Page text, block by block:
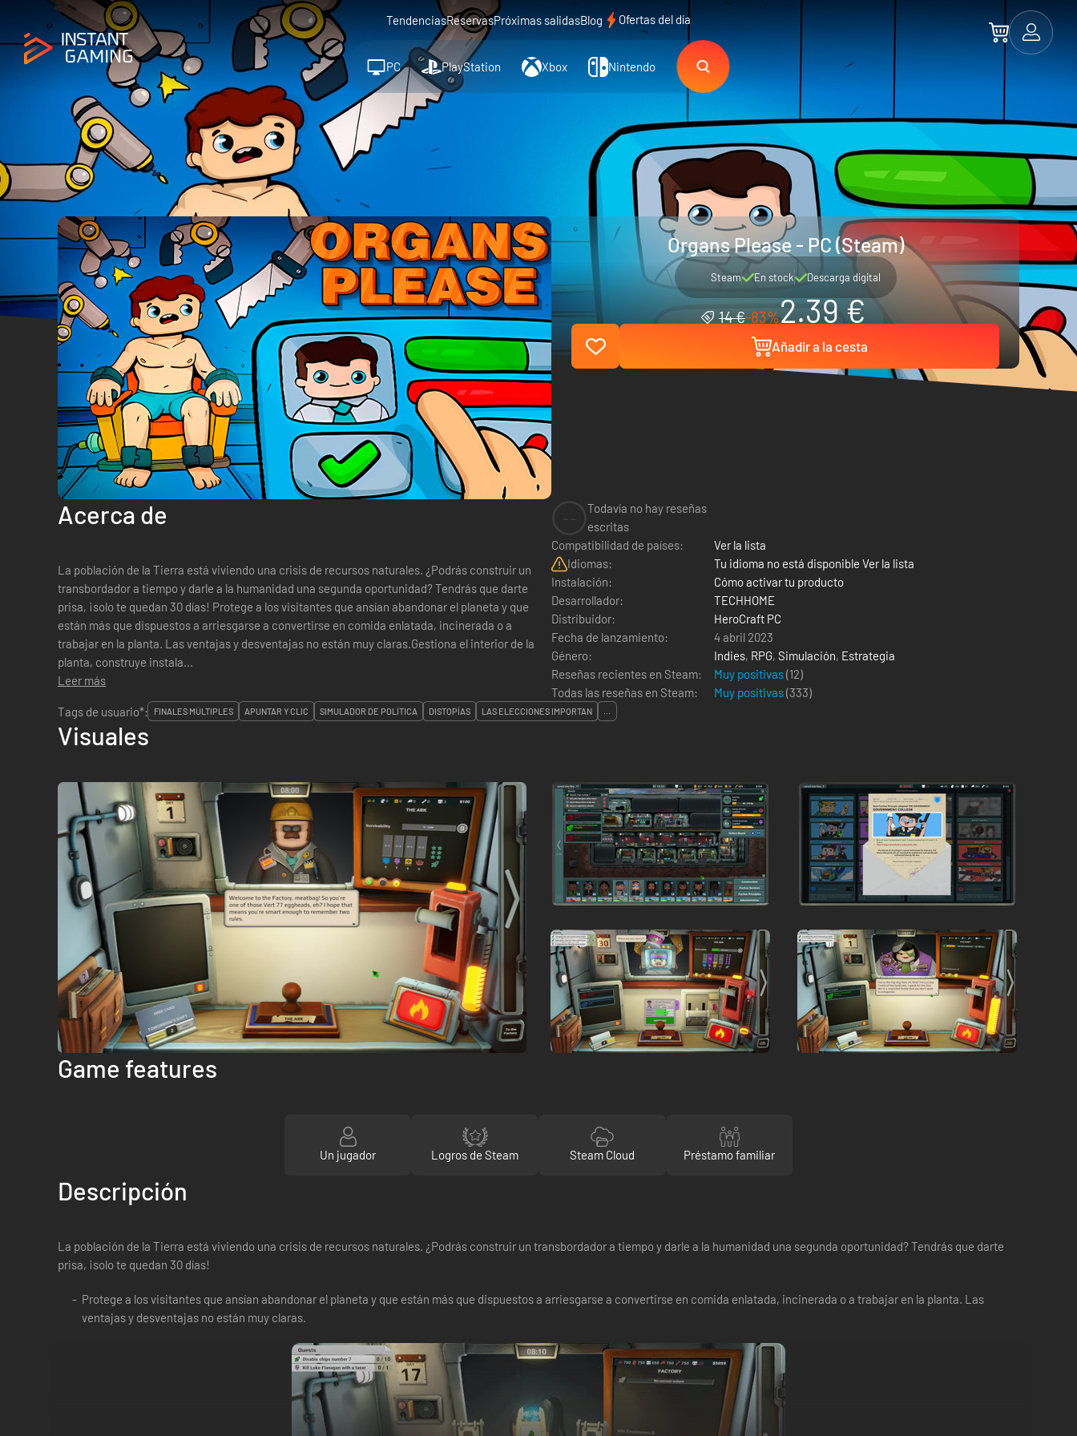
TendenciasReservasPróximas salidasBlog Ofertas del día
PC PlayStation Xbox Nintendo
Organs Please - PC (Steam)
Steam En stock Descarga digital
14 €-83%2.39 €
Añadir a la cesta
Acerca de
La población de la Tierra está viviendo una crisis de recursos naturales. ¿Podrás construir un
transbordador a tiempo y darle a la humanidad una segunda oportunidad? Tendrás que darte
prisa, ¡solo te quedan 30 días! Protege a los visitantes que ansían abandonar el planeta y que
están más que dispuestos a arriesgarse a convertirse en comida enlatada, incinerada o a
trabajar en la planta. Las ventajas y desventajas no están muy claras.Gestiona el interior de la
planta, construye instala...
Leer más
Todavía no hay reseñas
escritas
Compatibilidad de países:
Ver la lista
Idiomas:
Tu idioma no está disponible Ver la lista
Instalación:
Cómo activar tu producto
Desarrollador:
TECHHOME
Distribuidor:
HeroCraft PC
Fecha de lanzamiento:
4 abril 2023
Género:
Indies, RPG, Simulación, Estrategia
Reseñas recientes en Steam:
Muy positivas(12)
Todas las reseñas en Steam:
Muy positivas(333)
Tags de usuario*:
FINALES MÚLTIPLES APUNTAR Y CLIC SIMULADOR DE POLÍTICA DISTOPÍAS LAS ELECCIONES IMPORTAN ...
Visuales
Game features
Un jugador Logros de Steam Steam Cloud Préstamo familiar
Descripción
La población de la Tierra está viviendo una crisis de recursos naturales. ¿Podrás construir un transbordador a tiempo y darle a la humanidad una segunda oportunidad? Tendrás que darte
prisa, ¡solo te quedan 30 días!
Protege a los visitantes que ansían abandonar el planeta y que están más que dispuestos a arriesgarse a convertirse en comida enlatada, incinerada o a trabajar en la planta. Las
ventajas y desventajas no están muy claras.